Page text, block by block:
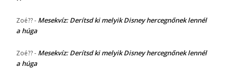
Zoé??- Mesekvíz: Derítsd ki melyik Disney hercegnőnek lennél
a húga
Zoé??- Mesekvíz: Derítsd ki melyik Disney hercegnőnek lennél
a húga